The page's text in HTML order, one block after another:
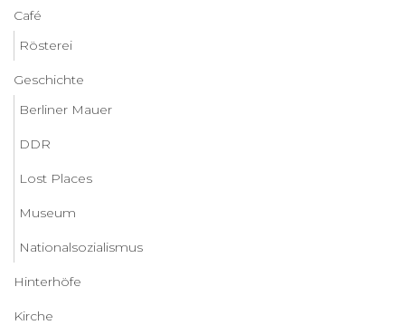
Café
Rösterei
Geschichte
Berliner Mauer
DDR
Lost Places
Museum
Nationalsozialismus
Hinterhöfe
Kirche